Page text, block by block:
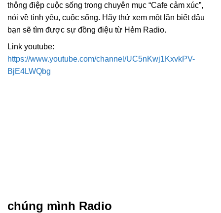
thông điệp cuộc sống trong chuyên mục “Cafe cảm xúc”,
nói về tình yêu, cuộc sống. Hãy thử xem một lần biết đâu
bạn sẽ tìm được sự đồng điệu từ Hẻm Radio.
Link youtube:
https://www.youtube.com/channel/UC5nKwj1KxvkPV-
BjE4LWQbg
chúng mình Radio